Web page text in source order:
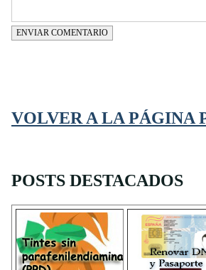
ENVIAR COMENTARIO
VOLVER A LA PÁGINA
POSTS DESTACADOS